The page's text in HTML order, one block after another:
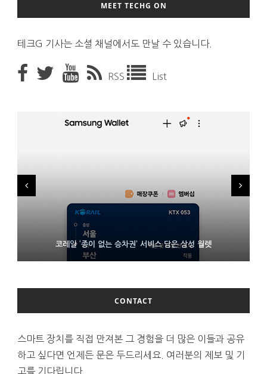
MEET TECHG ON
테크G 기사는 소셜 채널에서도 만날 수 있습니다.
RSS List
코레일 ‘종이 없는 승차권’ 서비스 담은 삼성 월렛
시력 조정 기능 얹고 가격 낮춘 공간 디스플레이 안경 ‘비추어 프로
2’ 공개
D램 부족에 10억달러어치 아이폰18 프로세서 패키징 대기 중
CONTACT
스마트 장치를 직접 만져본 그 경험을 더 많은 이들과 공유
하고 싶다면 언제든 문은 두드리세요. 여러분의 제보 및 기
고를 기다립니다.